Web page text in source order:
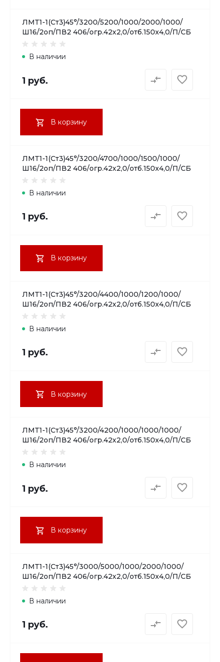
ЛМТ1-1(Ст3)45°/3200/5200/1000/2000/1000/
Ш16/2оп/ПВ2 406/огр.42х2,0/отб.150х4,0/П/СБ
В наличии
1 руб.
В корзину
ЛМТ1-1(Ст3)45°/3200/4700/1000/1500/1000/
Ш16/2оп/ПВ2 406/огр.42х2,0/отб.150х4,0/П/СБ
В наличии
1 руб.
В корзину
ЛМТ1-1(Ст3)45°/3200/4400/1000/1200/1000/
Ш16/2оп/ПВ2 406/огр.42х2,0/отб.150х4,0/П/СБ
В наличии
1 руб.
В корзину
ЛМТ1-1(Ст3)45°/3200/4200/1000/1000/1000/
Ш16/2оп/ПВ2 406/огр.42х2,0/отб.150х4,0/П/СБ
В наличии
1 руб.
В корзину
ЛМТ1-1(Ст3)45°/3000/5000/1000/2000/1000/
Ш16/2оп/ПВ2 406/огр.42х2,0/отб.150х4,0/П/СБ
В наличии
1 руб.